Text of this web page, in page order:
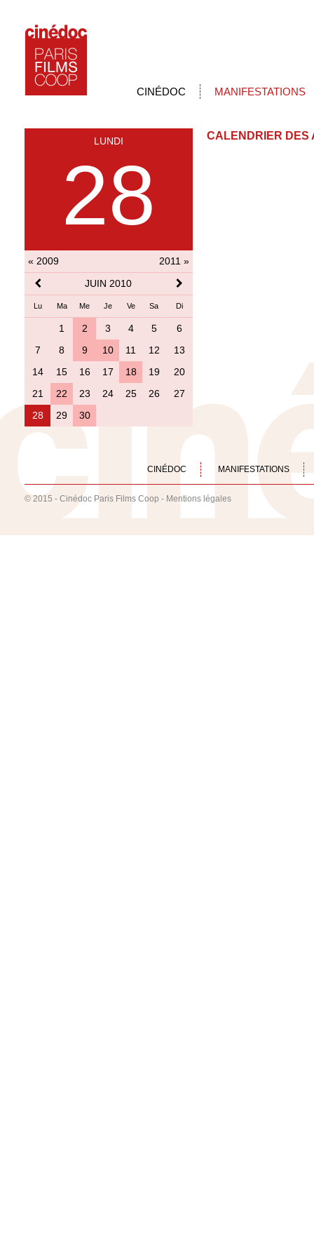
CINÉDOC MANIFESTATIONS
LUNDI
28
« 2009
2011 »
JUIN 2010
Lu Ma Me Je Ve Sa Di
1 2 3 4 5
6
7
8 9 10 11 12
13
14
15 16 17 18 19
20
21
22 23 24 25 26
27
28
29 30
CALENDRIER DES
CINÉDOC MANIFESTATIONS
© 2015 - Cinédoc Paris Films Coop - Mentions légales